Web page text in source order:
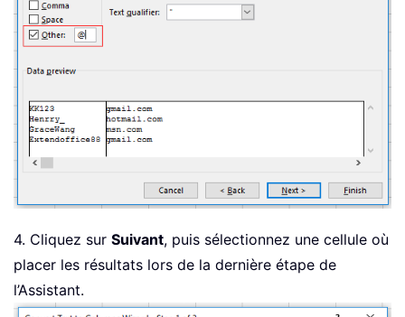
4. Cliquez sur Suivant, puis sélectionnez une cellule où
placer les résultats lors de la dernière étape de
l’Assistant.